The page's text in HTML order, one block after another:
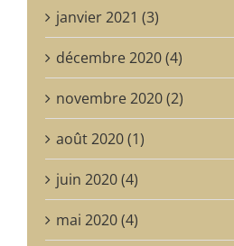
janvier 2021 (3)
décembre 2020 (4)
novembre 2020 (2)
août 2020 (1)
juin 2020 (4)
mai 2020 (4)